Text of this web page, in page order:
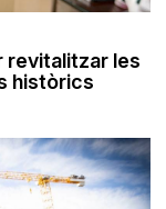
revitalitzar les
històrics